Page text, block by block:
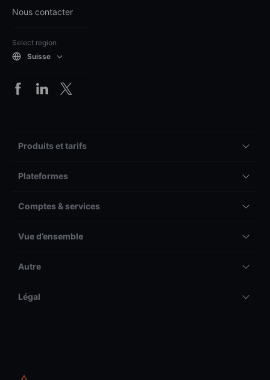
Nous contacter
Select region
Suisse
Produits et tarifs
Plateformes
Comptes & services
Vue d’ensemble
Autre
Légal